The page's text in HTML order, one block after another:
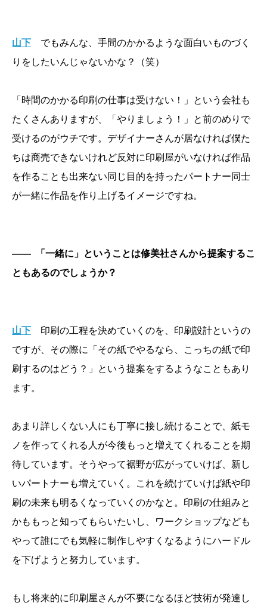
山下
でもみんな、手間のかかるような面白いものづく
りをしたいんじゃないかな？（笑）
「時間のかかる印刷の仕事は受けない！」という会社も
たくさんありますが、「やりましょう！」と前のめりで
受けるのがウチです。デザイナーさんが居なければ僕た
ちは商売できないけれど反対に印刷屋がいなければ作品
を作ることも出来ない同じ目的を持ったパートナー同士
が一緒に作品を作り上げるイメージですね。
――
「一緒に」ということは修美社さんから提案するこ
ともあるのでしょうか？
山下
印刷の工程を決めていくのを、印刷設計というの
ですが、その際に「その紙でやるなら、こっちの紙で印
刷するのはどう？」という提案をするようなこともあり
ます。
あまり詳しくない人にも丁寧に接し続けることで、紙モ
ノを作ってくれる人が今後もっと増えてくれることを期
待しています。そうやって裾野が広がっていけば、新し
いパートナーも増えていく。これを続けていけば紙や印
刷の未来も明るくなっていくのかなと。印刷の仕組みと
かももっと知ってもらいたいし、ワークショップなども
やって誰にでも気軽に制作しやすくなるようにハードル
を下げようと努力しています。
もし将来的に印刷屋さんが不要になるほど技術が発達し